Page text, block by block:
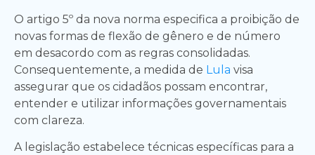
O artigo 5º da nova norma especifica a proibição de
novas formas de flexão de gênero e de número
em desacordo com as regras consolidadas.
Consequentemente, a medida de Lula visa
assegurar que os cidadãos possam encontrar,
entender e utilizar informações governamentais
com clareza.
A legislação estabelece técnicas específicas para a